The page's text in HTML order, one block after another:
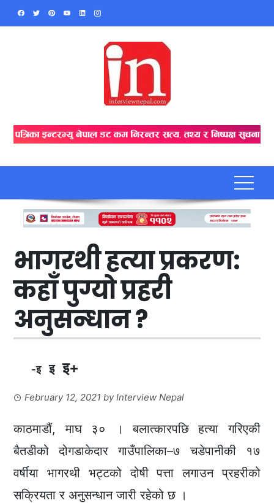
Skip
भागरथी हत्या प्रकरण:
कहाँ पुग्यो प्रहरी
अनुसन्धान ?
-इ इ इ+
February 12, 2021 byInterview Nepal
काठमाडौं, माघ ३० । बलात्कारपछि हत्या गरिएकी
बैतडीको दोगडाकेदार गाउँपालिका–७ चडेपानीकी १७
वर्षीया भागरथी भट्टको दोषी पत्ता लगाउन प्रहरीको
सक्रियता र अनुसन्धान जारी रहेको छ ।